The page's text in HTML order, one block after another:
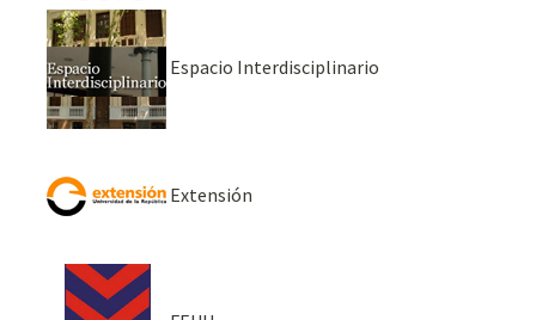
Espacio Interdisciplinario
Extensión